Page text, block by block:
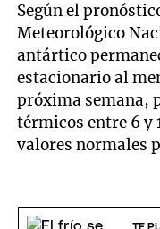
Según el
Meteorológico
antártico
estacionario al
próxima semana,
térmicos entre 6 y
valores normales